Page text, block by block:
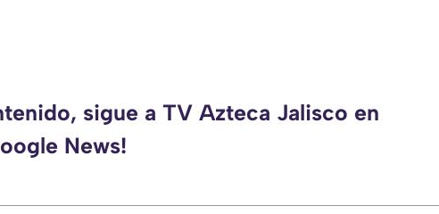
sigue a TV Azteca Jalisco en
News!